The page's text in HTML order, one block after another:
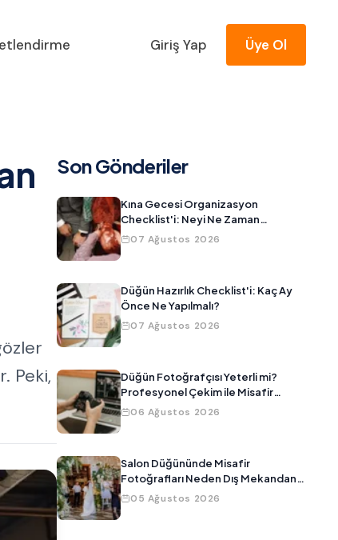
Giriş Yap Üye Ol
Peki,
Son Gönderiler
Kına Gecesi Organizasyon
Checklist'i: Neyi Ne Zaman
Hazırlamalısınız?
07 Ağustos 2026
Düğün Hazırlık Checklist'i: Kaç Ay
Önce Ne Yapılmalı?
07 Ağustos 2026
Düğün Fotoğrafçısı Yeterli mi?
Profesyonel Çekim ile Misafir
Fotoğraflarını Birleştirmenin Yolu
06 Ağustos 2026
Salon Düğününde Misafir
Fotoğrafları Neden Dış Mekandan
Daha Kötü Çıkar?
05 Ağustos 2026